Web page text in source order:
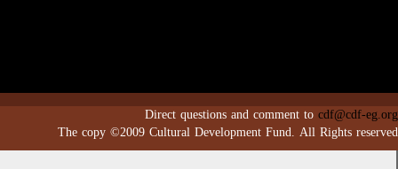
Direct questions and comment tocdf@cdf-eg.org
The copy ©2009 Cultural Development Fund. All Rights reserved